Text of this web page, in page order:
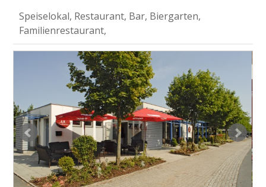
Speiselokal, Restaurant, Bar, Biergarten,
Familienrestaurant,